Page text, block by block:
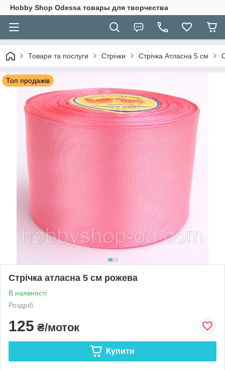
Hobbу Shop Odessa товары для творчества
Товари та послуги Стрічки Стрічка Атласна 5 см
Топ продажів
Стрічка атласна 5 см рожева
В наявності
Роздріб
125 ₴/моток
Купити